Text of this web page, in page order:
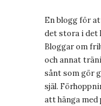
En blogg för
det stora i det
Bloggar om
och annat
sånt som gör
själ.
att hänga med